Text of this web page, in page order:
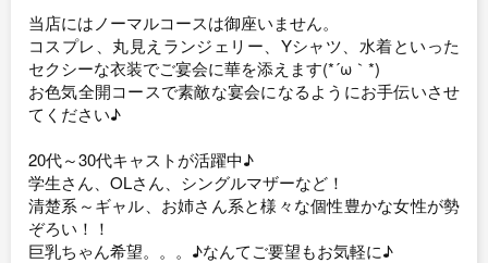
当店にはノーマルコースは御座いません。
コスプレ、丸見えランジェリー、Yシャツ、水着といった
セクシーな衣装でご宴会に華を添えます(*´ω｀*)
お色気全開コースで素敵な宴会になるようにお手伝いさせ
てください♪
20代～30代キャストが活躍中♪
学生さん、OLさん、シングルマザーなど！
清楚系～ギャル、お姉さん系と様々な個性豊かな女性が勢
ぞろい！！
巨乳ちゃん希望。。。♪なんてご要望もお気軽に♪